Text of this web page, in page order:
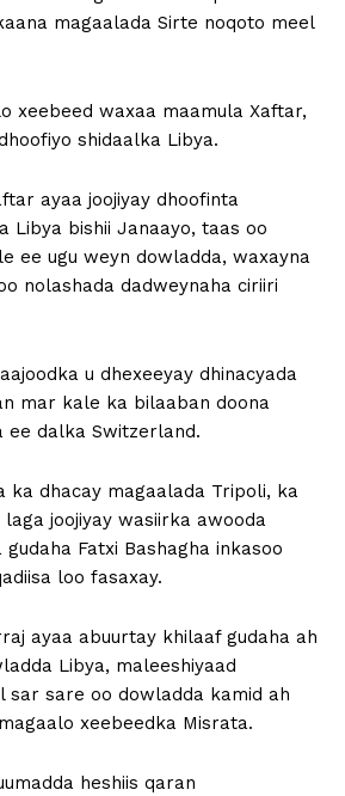
magaalada Sirte noqoto meel
xeebeed waxaa maamula Xaftar,
shidaalka Libya.
ayaa joojiyay dhoofinta
Libya bishii Janaayo, taas oo
ee ugu weyn dowladda, waxayna
nolashada dadweynaha ciriiri
u dhexeeyay dhinacyada
mar kale ka bilaaban doona
ee dalka Switzerland.
ka dhacay magaalada Tripoli, ka
joojiyay wasiirka awooda
Fatxi Bashagha inkasoo
loo fasaxay.
ayaa abuurtay khilaaf gudaha ah
Libya, maleeshiyaad
sar sare oo dowladda kamid ah
xeebeedka Misrata.
heshiis qaran